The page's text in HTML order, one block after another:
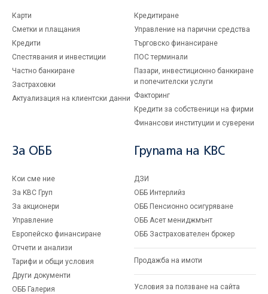
Карти
Сметки и плащания
Кредити
Спестявания и инвестиции
Частно банкиране
Застраховки
Актуализация на клиентски данни
Кредитиране
Управление на парични средства
Търговско финансиране
ПОС терминали
Пазари, инвестиционно банкиране
и попечителски услуги
Факторинг
Кредити за собственици на фирми
Финансови институции и суверени
За ОББ
Кои сме ние
За KBC Груп
За акционери
Управление
Европейско финансиране
Отчети и анализи
Тарифи и общи условия
Други документи
ОББ Галерия
Групата на KBC
ДЗИ
ОББ Интерлийз
ОББ Пенсионно осигуряване
ОББ Асет мениджмънт
ОББ Застрахователен брокер
Продажба на имоти
Условия за ползване на сайта